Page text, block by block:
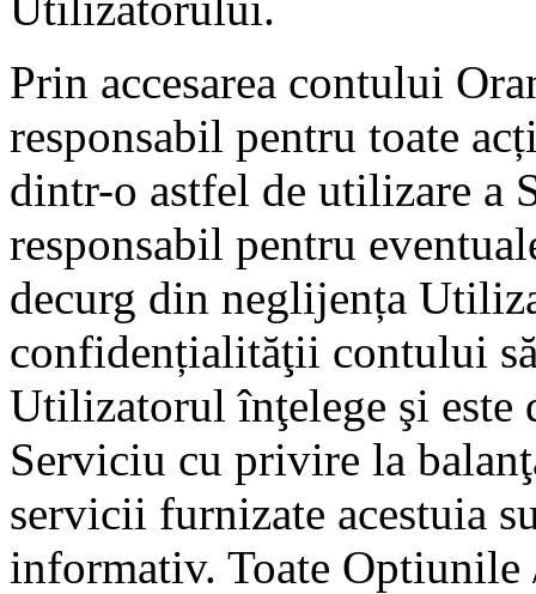
Prin accesarea contului
responsabil pentru toate
dintr-o astfel de utilizare a
responsabil pentru
decurg din neglijența
confidențialităţii contului
Utilizatorul înţelege şi este
Serviciu cu privire la
servicii furnizate acestuia
informativ. Toate Optiunile